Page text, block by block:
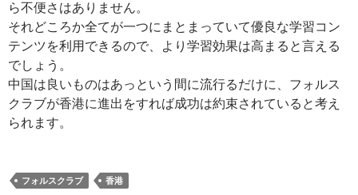
ら不便さはありません。
それどころか全てが一つにまとまっていて優良な学習コン
テンツを利用できるので、より学習効果は高まると言える
でしょう。
中国は良いものはあっという間に流行るだけに、フォルス
クラブが香港に進出をすれば成功は約束されていると考え
られます。
フォルスクラブ 香港